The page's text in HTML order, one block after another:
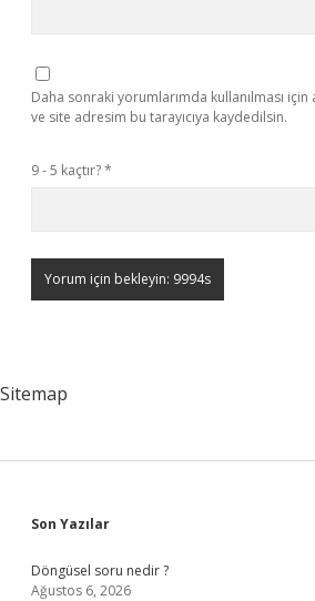
Daha sonraki yorumlarımda kullanılması
ve site adresim bu tarayıcıya kaydedilsin.
9 - 5 kaçtır?*
Sitemap
Sidebar
Son Yazılar
Döngüsel soru nedir ?
Ağustos 6, 2026